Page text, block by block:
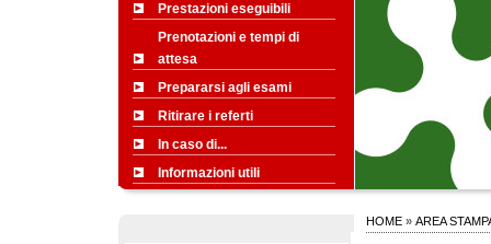
Prestazioni eseguibili
Prenotazioni e tempi di
attesa
Prepararsi agli esami
Ritirare i referti
In caso di...
Informazioni utili
HOME» AREA